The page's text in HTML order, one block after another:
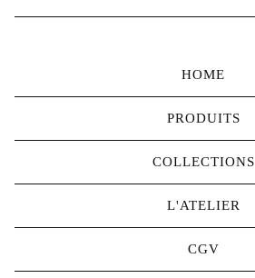
HOME
PRODUITS
COLLECTIONS
L'ATELIER
CGV